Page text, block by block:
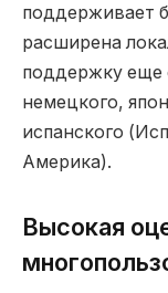
поддерживает
расширена
поддержку еще
немецкого,
испанского
Америка).
Высокая